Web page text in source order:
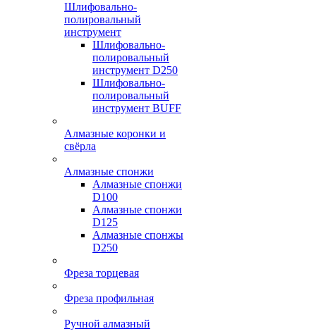
Шлифовально-
полировальный
инструмент
Шлифовально-
полировальный
инструмент D250
Шлифовально-
полировальный
инструмент BUFF
Алмазные коронки и
свёрла
Алмазные спонжи
Алмазные спонжи
D100
Алмазные спонжи
D125
Алмазные спонжы
D250
Фреза торцевая
Фреза профильная
Ручной алмазный